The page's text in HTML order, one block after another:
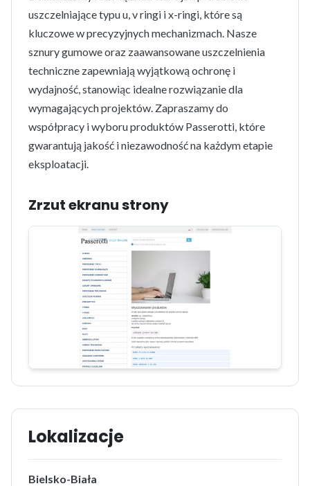
uszczelniające typu u, v ringi i x-ringi, które są
kluczowe w precyzyjnych mechanizmach. Nasze
sznury gumowe oraz zaawansowane uszczelnienia
techniczne zapewniają wyjątkową ochronę i
wydajność, stanowiąc idealne rozwiązanie dla
wymagających projektów. Zapraszamy do
współpracy i wyboru produktów Passerotti, które
gwarantują jakość i niezawodność na każdym etapie
eksploatacji.
Zrzut ekranu strony
Lokalizacje
Bielsko-Biała